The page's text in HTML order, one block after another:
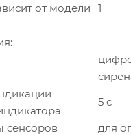
от модели
1
5 с
сенсоров
для